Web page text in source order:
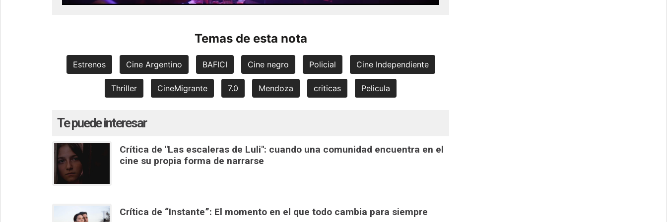
Temas de esta nota
Estrenos Cine Argentino BAFICI Cine negro Policial Cine Independiente
Thriller CineMigrante 7.0 Mendoza criticas Pelicula
Te puede interesar
Crítica de "Las escaleras de Luli": cuando una comunidad encuentra en el
cine su propia forma de narrarse
Crítica de “Instante”: El momento en el que todo cambia para siempre